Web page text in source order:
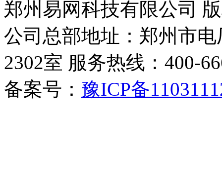
郑州易网科技有限公司
公司总部地址：郑州市
2302室 服务热线：400-
备案号： 豫ICP备